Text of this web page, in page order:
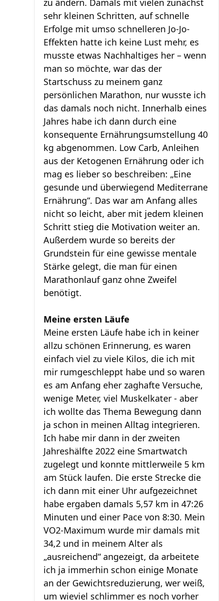
sehr kleinen Schritten, auf schnelle
Erfolge mit umso schnelleren Jo-Jo-
Effekten hatte ich keine Lust mehr, es
musste etwas Nachhaltiges her – wenn
man so möchte, war das der
Startschuss zu meinem ganz
persönlichen Marathon, nur wusste ich
das damals noch nicht. Innerhalb eines
Jahres habe ich dann durch eine
konsequente Ernährungsumstellung 40
kg abgenommen. Low Carb, Anleihen
aus der Ketogenen Ernährung oder ich
mag es lieber so beschreiben: „Eine
gesunde und überwiegend Mediterrane
Ernährung“. Das war am Anfang alles
nicht so leicht, aber mit jedem kleinen
Schritt stieg die Motivation weiter an.
Außerdem wurde so bereits der
Grundstein für eine gewisse mentale
Stärke gelegt, die man für einen
Marathonlauf ganz ohne Zweifel
benötigt.
Meine ersten Läufe
Meine ersten Läufe habe ich in keiner
allzu schönen Erinnerung, es waren
einfach viel zu viele Kilos, die ich mit
mir rumgeschleppt habe und so waren
es am Anfang eher zaghafte Versuche,
wenige Meter, viel Muskelkater - aber
ich wollte das Thema Bewegung dann
ja schon in meinen Alltag integrieren.
Ich habe mir dann in der zweiten
Jahreshälfte 2022 eine Smartwatch
zugelegt und konnte mittlerweile 5 km
am Stück laufen. Die erste Strecke die
ich dann mit einer Uhr aufgezeichnet
habe ergaben damals 5,57 km in 47:26
Minuten und einer Pace von 8:30. Mein
VO2-Maximum wurde mir damals mit
34,2 und in meinem Alter als
„ausreichend“ angezeigt, da arbeitete
ich ja immerhin schon einige Monate
an der Gewichtsreduzierung, wer weiß,
um wieviel schlimmer es noch vorher